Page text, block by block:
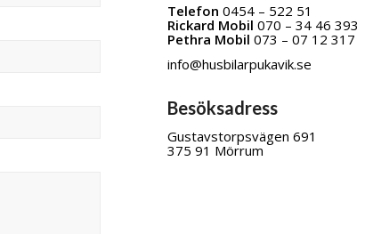
Telefon 0454 – 522 51
Rickard Mobil 070 – 34 46 393
Pethra Mobil 073 – 07 12 317
info@husbilarpukavik.se
Besöksadress
Gustavstorpsvägen 691
375 91 Mörrum